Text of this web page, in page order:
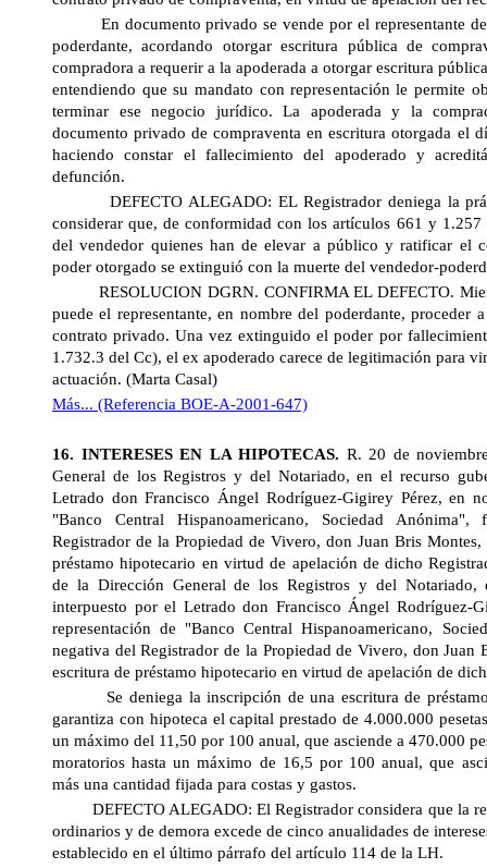
En documento privado se vende por el representante
poderdante, acordando otorgar escritura pública de
compradora a requerir a la apoderada a otorgar escritura
entendiendo que su mandato con representación le permite
terminar ese negocio jurídico. La apoderada y la
documento privado de compraventa en escritura otorgada el
haciendo constar el fallecimiento del apoderado y
defunción.
DEFECTO ALEGADO: EL Registrador deniega la
considerar que, de conformidad con los artículos 661 y 1.257
del vendedor quienes han de elevar a público y ratificar el
poder otorgado se extinguió con la muerte del vendedor-
RESOLUCION DGRN. CONFIRMA EL DEFECTO.
puede el representante, en nombre del poderdante, proceder
contrato privado. Una vez extinguido el poder por
1.732.3 del Cc), el ex apoderado carece de legitimación para
actuación. (Marta Casal)
Más... (Referencia BOE-A-2001-647)
16. INTERESES EN LA HIPOTECAS. R. 20 de
General de los Registros y del Notariado, en el recurso
Letrado don Francisco Ángel Rodríguez-Gigirey Pérez, en
"Banco Central Hispanoamericano, Sociedad
Registrador de la Propiedad de Vivero, don Juan Bris
préstamo hipotecario en virtud de apelación de dicho
de la Dirección Generalde los Registros y del Notariado,
interpuesto por el Letrado don Francisco Ángel Rodríguez-
representación de "Banco Central Hispanoamericano,
negativa del Registrador de la Propiedad de Vivero, don Juan
escritura de préstamo hipotecario en virtud de apelación de
Se deniega la inscripción de una escritura de préstamo
garantiza con hipoteca el capital prestado de 4.000.000
un máximo del 11,50 por 100 anual, que asciende a 470.000
moratorios hasta un máximo de 16,5 por 100 anual, que
más una cantidad fijada para costas y gastos.
DEFECTO ALEGADO: El Registrador considera que la
ordinarios y de demora excede de cinco anualidades de
establecido en el último párrafo del artículo 114 de la LH.